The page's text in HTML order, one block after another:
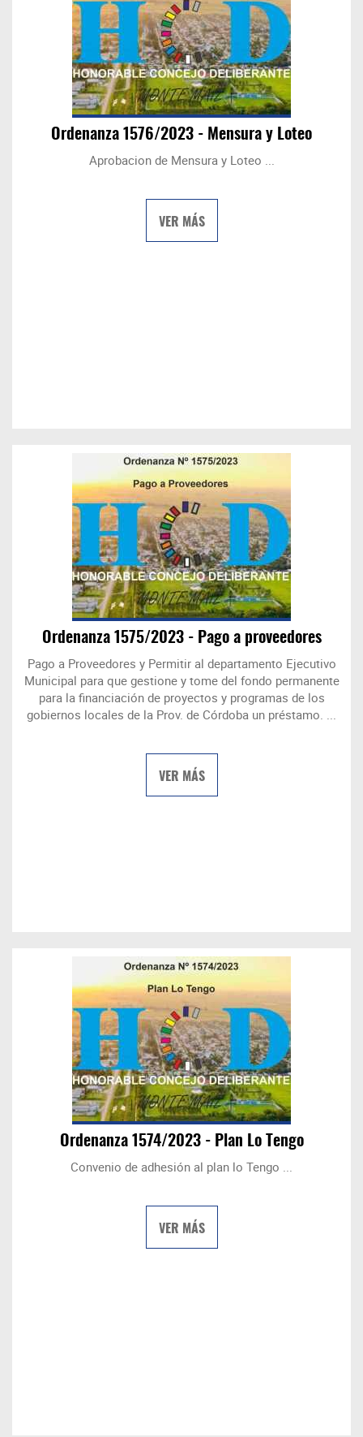
Ordenanza 1576/2023 - Mensura y Loteo
Aprobacion de Mensura y Loteo ...
VER MÁS
Ordenanza 1575/2023 - Pago a proveedores
Pago a Proveedores y Permitir al departamento Ejecutivo
Municipal para que gestione y tome del fondo permanente
para la financiación de proyectos y programas de los
gobiernos locales de la Prov. de Córdoba un préstamo. ...
VER MÁS
Ordenanza 1574/2023 - Plan Lo Tengo
Convenio de adhesión al plan lo Tengo ...
VER MÁS